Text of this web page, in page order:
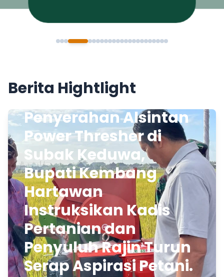
Berita Hightlight
Penyerahan Alsintan
Power Thresher di
Subak Keduwa,
Bupati Kembang
Hartawan
Instruksikan Kadis
Pertanian dan
Penyuluh Rajin Turun
Serap Aspirasi Petani.